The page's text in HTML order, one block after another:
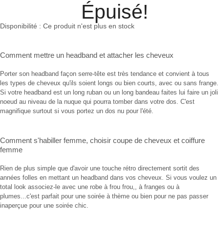
Épuisé!
Disponibilité : Ce produit n'est plus en stock
Comment mettre un headband et attacher les cheveux
Porter son headband façon serre-tête est très tendance et convient à tous
les types de cheveux qu'ils soient longs ou bien courts, avec ou sans frange.
Si votre headband est un long ruban ou un long bandeau faites lui faire un joli
noeud au niveau de la nuque qui pourra tomber dans votre dos. C'est
magnifique surtout si vous portez un dos nu pour l'été.
Comment s'habiller femme, choisir coupe de cheveux et coiffure
femme
Rien de plus simple que d'avoir une touche rétro directement sortit des
années folles en mettant un headband dans vos cheveux. Si vous voulez un
total look associez-le avec une robe à frou frou,, à franges ou à
plumes...c'est parfait pour une soirée à thème ou bien pour ne pas passer
inaperçue pour une soirée chic.